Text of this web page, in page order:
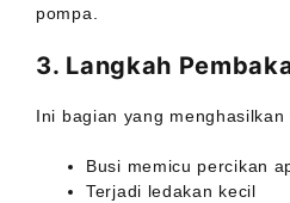
pompa.
3. Langkah
Ini bagian yang menghasilkan
Busi memicu percikan
Terjadi ledakan kecil